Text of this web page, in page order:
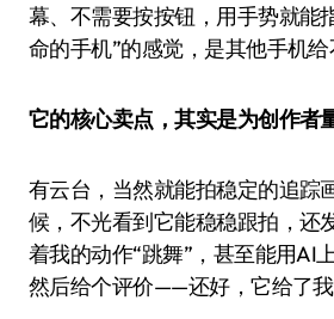
幕、不需要按按钮，用手势就能
命的手机”的感觉，是其他手机给
它的核心卖点，其实是为创作者
有云台，当然就能拍稳定的追踪
候，不光看到它能稳稳跟拍，还
着我的动作“跳舞”，甚至能用AI
然后给个评价——还好，它给了我